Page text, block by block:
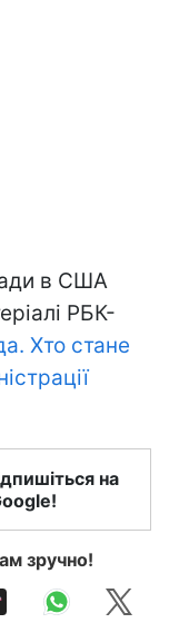
в США
РБК-
Хто стане
на
зручно!